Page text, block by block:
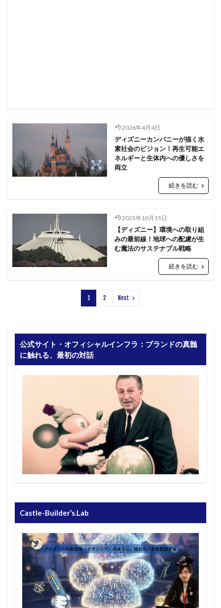
2026年4月4日
ディズニーカンパニーが描く水
素社会のビジョン！再生可能エ
ネルギーと生体内への優しさを
両立
続きを読む
2025年10月15日
【ディズニー】環境への取り組
みの最前線！地球への配慮が生
む魔法のサステナブル戦略
続きを読む
1 2 Next
公式サイト・オフィシャルインフラ：ブランドの真髄
に触れる、最初の対話
Castle-Builder’s.Lab